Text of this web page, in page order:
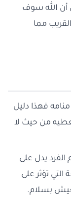
أن الله سوف
مما
منامه فهذا دليل
من حيث لا
الفرد يدل على
تؤثر على
بسلام.